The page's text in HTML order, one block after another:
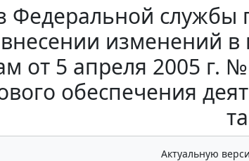
Федеральной службы
изменений
от 5 апреля 2005 г.
обеспечения
Актуальную